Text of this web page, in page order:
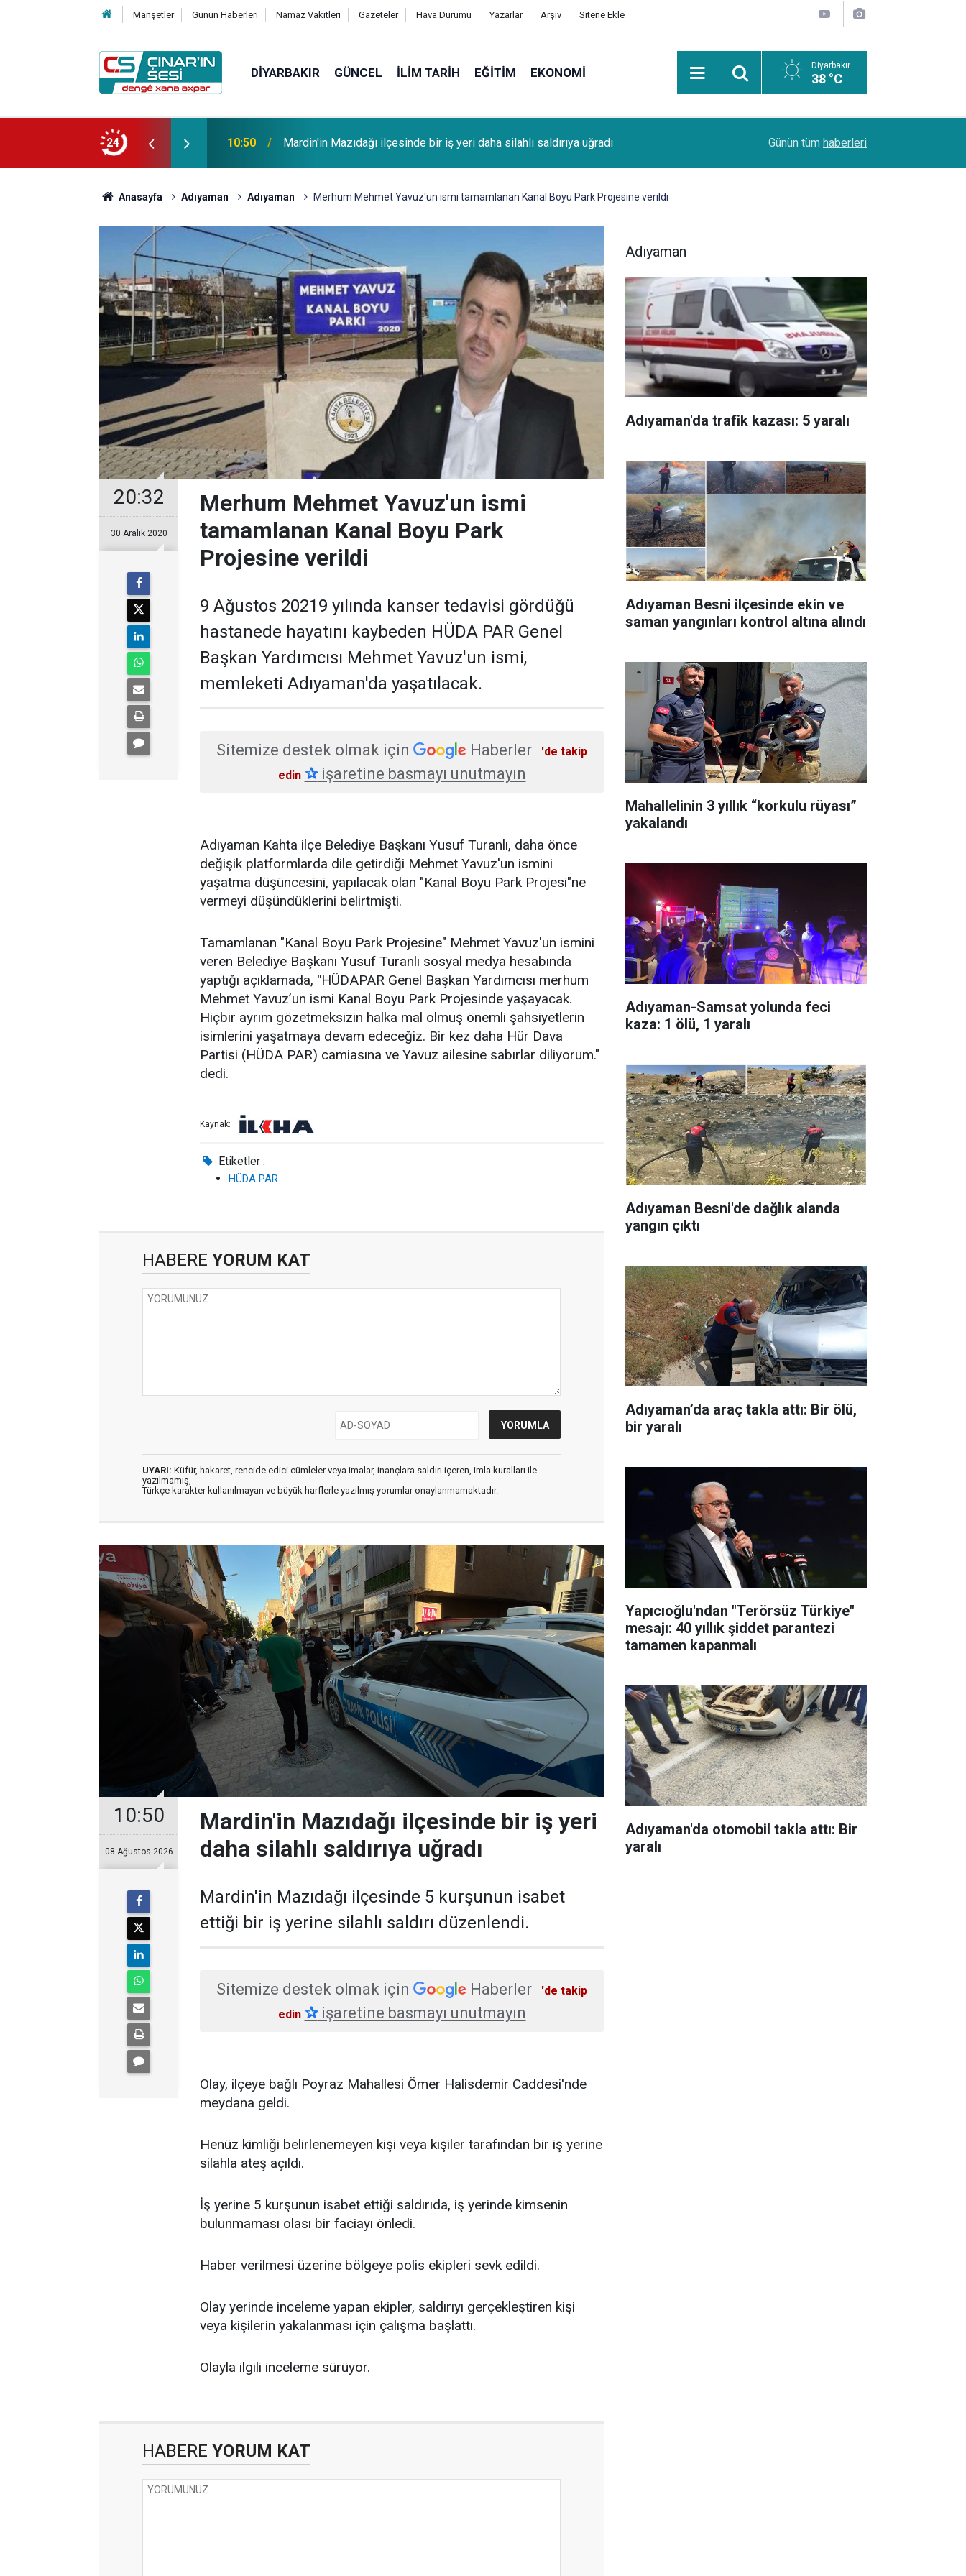
Manşetler Günün Haberleri Namaz Vakitleri Gazeteler Hava Durumu Yazarlar Arşiv Sitene Ekle
DIYARBAKIR GÜNCEL İLIM TARIH EĞITIM EKONOMI Diyarbakır
38 °C
24
daha silahlı saldırıya uğradı 10:36 Çolig de banqado yew ban de adir vejiyo: 9 kesî duman ra tesîr bîyê Li navçeya Şemrexê ya Mêrdînê dikaneke din
Günün tüm haberleri
Anasayfa Adıyaman Adıyaman Merhum Mehmet Yavuz'un ismi tamamlanan Kanal Boyu Park Projesine verildi
20:32
30 Aralık 2020
Merhum Mehmet Yavuz'un ismi
tamamlanan Kanal Boyu Park
Projesine verildi
​9 Ağustos 20219 yılında kanser tedavisi gördüğü
hastanede hayatını kaybeden HÜDA PAR Genel
Başkan Yardımcısı Mehmet Yavuz'un ismi,
memleketi Adıyaman'da yaşatılacak.
Sitemize destek olmak için Haberler
'de takip
edin ✰işaretine basmayı unutmayın
Adıyaman Kahta ilçe Belediye Başkanı Yusuf Turanlı, daha önce
değişik platformlarda dile getirdiği Mehmet Yavuz'un ismini
yaşatma düşüncesini, yapılacak olan "Kanal Boyu Park Projesi"ne
vermeyi düşündüklerini belirtmişti.
Tamamlanan "Kanal Boyu Park Projesine" Mehmet Yavuz'un ismini
veren Belediye Başkanı Yusuf Turanlı sosyal medya hesabında
yaptığı açıklamada, "HÜDAPAR Genel Başkan Yardımcısı merhum
Mehmet Yavuz’un ismi Kanal Boyu Park Projesinde yaşayacak.
Hiçbir ayrım gözetmeksizin halka mal olmuş önemli şahsiyetlerin
isimlerini yaşatmaya devam edeceğiz. Bir kez daha Hür Dava
Partisi (HÜDA PAR) camiasına ve Yavuz ailesine sabırlar diliyorum."
dedi.
Kaynak:
Etiketler :
HÜDA PAR
HABERE YORUM KAT
UYARI: Küfür, hakaret, rencide edici cümleler veya imalar, inançlara saldırı içeren, imla kuralları ile
yazılmamış,
Türkçe karakter kullanılmayan ve büyük harflerle yazılmış yorumlar onaylanmamaktadır.
10:50
08 Ağustos 2026
Mardin'in Mazıdağı ilçesinde bir iş yeri
daha silahlı saldırıya uğradı
Mardin'in Mazıdağı ilçesinde 5 kurşunun isabet
ettiği bir iş yerine silahlı saldırı düzenlendi.
Sitemize destek olmak için Haberler
'de takip
edin ✰işaretine basmayı unutmayın
Olay, ilçeye bağlı Poyraz Mahallesi Ömer Halisdemir Caddesi'nde
meydana geldi.
Henüz kimliği belirlenemeyen kişi veya kişiler tarafından bir iş yerine
silahla ateş açıldı.
İş yerine 5 kurşunun isabet ettiği saldırıda, iş yerinde kimsenin
bulunmaması olası bir faciayı önledi.
Haber verilmesi üzerine bölgeye polis ekipleri sevk edildi.
Olay yerinde inceleme yapan ekipler, saldırıyı gerçekleştiren kişi
veya kişilerin yakalanması için çalışma başlattı.
Olayla ilgili inceleme sürüyor.
HABERE YORUM KAT
Adıyaman
Adıyaman'da trafik kazası: 5 yaralı
Adıyaman Besni ilçesinde ekin ve
saman yangınları kontrol altına alındı
Mahallelinin 3 yıllık “korkulu rüyası”
yakalandı
Adıyaman-Samsat yolunda feci
kaza: 1 ölü, 1 yaralı
Adıyaman Besni'de dağlık alanda
yangın çıktı
Adıyaman’da araç takla attı: Bir ölü,
bir yaralı
Yapıcıoğlu'ndan "Terörsüz Türkiye"
mesajı: 40 yıllık şiddet parantezi
tamamen kapanmalı
Adıyaman'da otomobil takla attı: Bir
yaralı